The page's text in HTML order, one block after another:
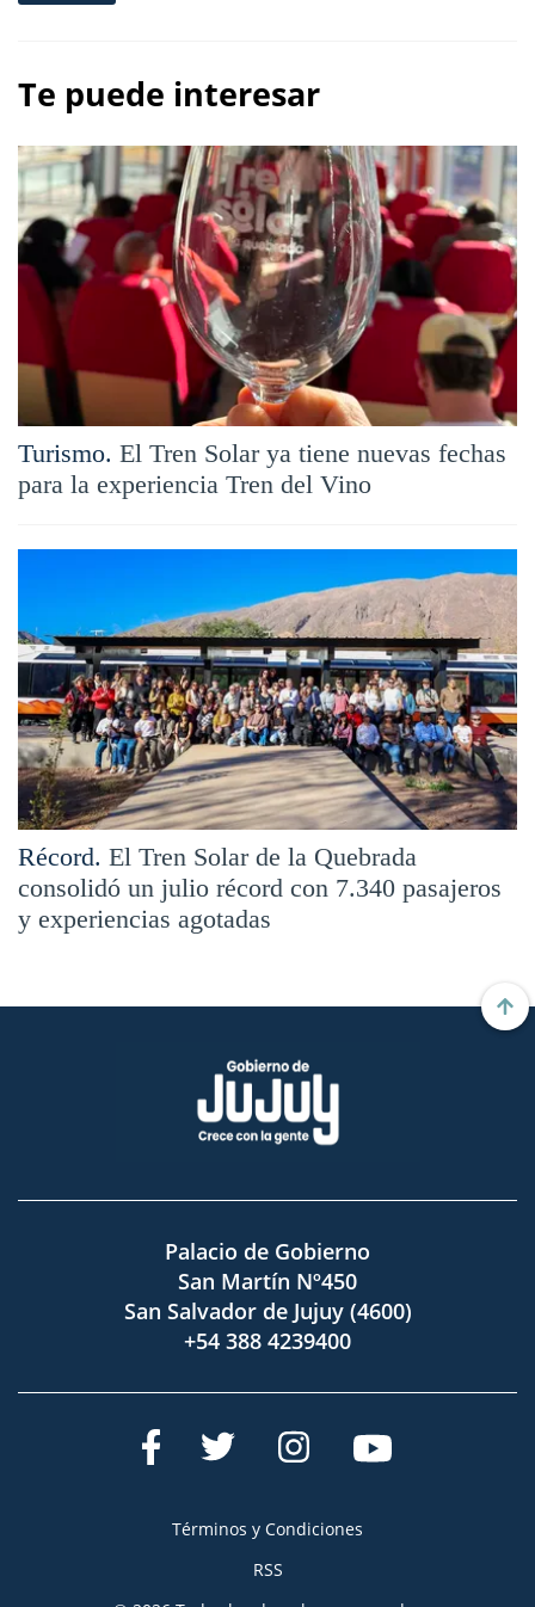
Te puede interesar
Turismo. El Tren Solar ya tiene nuevas fechas
para la experiencia Tren del Vino
Récord. El Tren Solar de la Quebrada
consolidó un julio récord con 7.340 pasajeros
y experiencias agotadas
Palacio de Gobierno
San Martín Nº450
San Salvador de Jujuy (4600)
+54 388 4239400
Términos y Condiciones
RSS